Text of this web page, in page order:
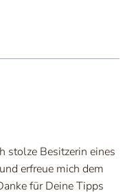
stolze Besitzerin eines
erfreue mich dem
für Deine Tipps